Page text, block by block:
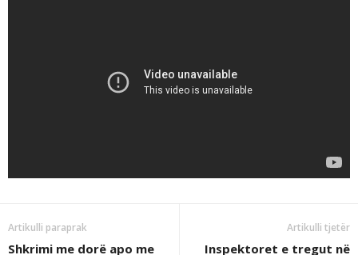
Artikulli paraprak
Shkrimi me dorë apo me
Artikulli tjetër
Inspektoret e tregut në